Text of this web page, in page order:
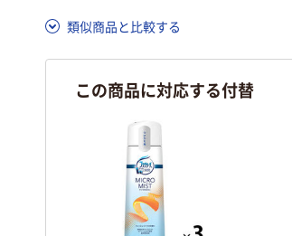
類似商品と比較する
この商品に対応する付替